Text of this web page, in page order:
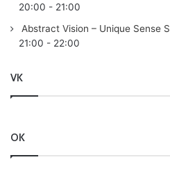
20:00 - 21:00
Abstract Vision – Unique Sense
21:00 - 22:00
VK
OK